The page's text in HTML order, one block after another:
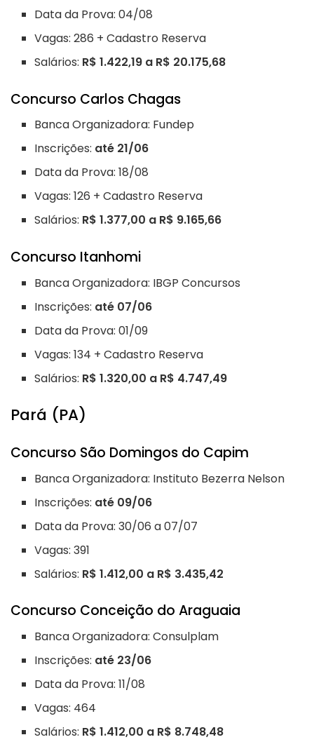
Data da Prova: 04/08
Vagas: 286 + Cadastro Reserva
Salários: R$ 1.422,19 a R$ 20.175,68
Concurso Carlos Chagas
Banca Organizadora: Fundep
Inscrições: até 21/06
Data da Prova: 18/08
Vagas: 126 + Cadastro Reserva
Salários: R$ 1.377,00 a R$ 9.165,66
Concurso Itanhomi
Banca Organizadora: IBGP Concursos
Inscrições: até 07/06
Data da Prova: 01/09
Vagas: 134 + Cadastro Reserva
Salários: R$ 1.320,00 a R$ 4.747,49
Pará (PA)
Concurso São Domingos do Capim
Banca Organizadora: Instituto Bezerra Nelson
Inscrições: até 09/06
Data da Prova: 30/06 a 07/07
Vagas: 391
Salários: R$ 1.412,00 a R$ 3.435,42
Concurso Conceição do Araguaia
Banca Organizadora: Consulplam
Inscrições: até 23/06
Data da Prova: 11/08
Vagas: 464
Salários: R$ 1.412,00 a R$ 8.748,48